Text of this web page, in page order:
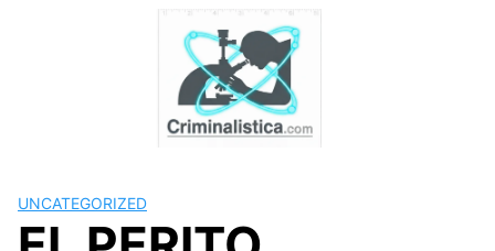
UNCATEGORIZED